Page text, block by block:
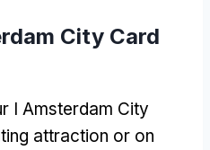
City Card
I Amsterdam City
attraction or on